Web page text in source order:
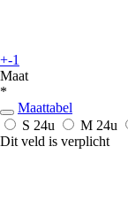
+-1
Maat
*
Maattabel
S 24u M 24u
Dit veld is verplicht